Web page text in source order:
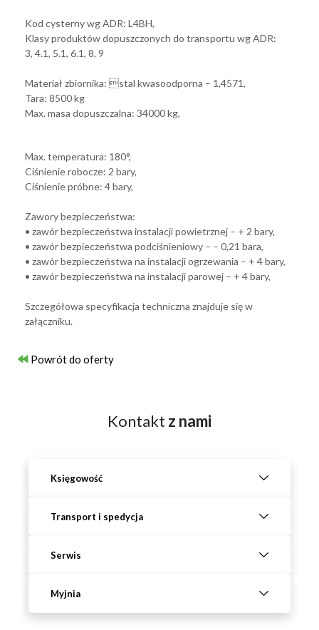
Kod cysterny wg ADR: L4BH,
Klasy produktów dopuszczonych do transportu wg ADR:
3, 4.1, 5.1, 6.1, 8, 9
Materiał zbiornika: stal kwasoodporna – 1,4571,
Tara: 8500 kg
Max. masa dopuszczalna: 34000 kg,
Max. temperatura: 180°,
Ciśnienie robocze: 2 bary,
Ciśnienie próbne: 4 bary,
Zawory bezpieczeństwa:
• zawór bezpieczeństwa instalacji powietrznej – + 2 bary,
• zawór bezpieczeństwa podciśnieniowy – – 0,21 bara,
• zawór bezpieczeństwa na instalacji ogrzewania – + 4 bary,
• zawór bezpieczeństwa na instalacji parowej – + 4 bary,
Szczegółowa specyfikacja techniczna znajduje się w
załączniku.
Powrót do oferty
Kontakt z nami
Księgowość
Transport i spedycja
Serwis
Myjnia